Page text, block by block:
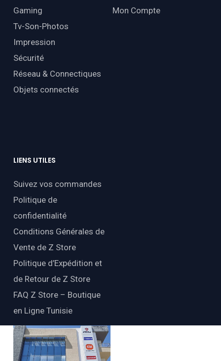
Gaming
Tv-Son-Photos
Impression
Sécurité
Réseau & Connectiques
Objets connectés
Mon Compte
LIENS UTILES
Suivez vos commandes
Politique de
confidentialité
Conditions Générales de
Vente de Z Store
Politique d’Expédition et
de Retour de Z Store
FAQ Z Store – Boutique
en Ligne Tunisie